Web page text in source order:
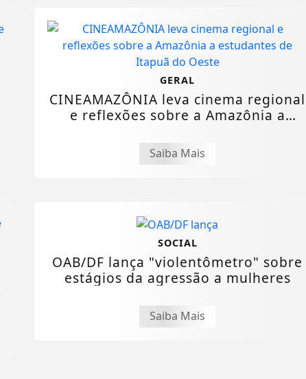
GERAL
CINEAMAZÔNIA leva cinema regional
e reflexões sobre a Amazônia a
Saiba Mais
SOCIAL
OAB/DF lança "violentômetro" sobre
estágios da agressão a mulheres
Saiba Mais